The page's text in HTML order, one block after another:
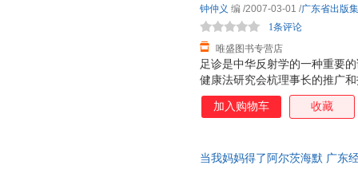
足诊是中华反射学的一种重要
健康法研究会杭理事长的推广
健康人群的喜爱，并且足诊又
方法。特别是通过近年来的临
经验总结，是对足诊技术的完
唯盛图书专营店
1条评论
钟仲义 编 /2007-03-01 /广东省出版
加入购物车 收藏
当我妈妈得了阿尔茨海默 广东